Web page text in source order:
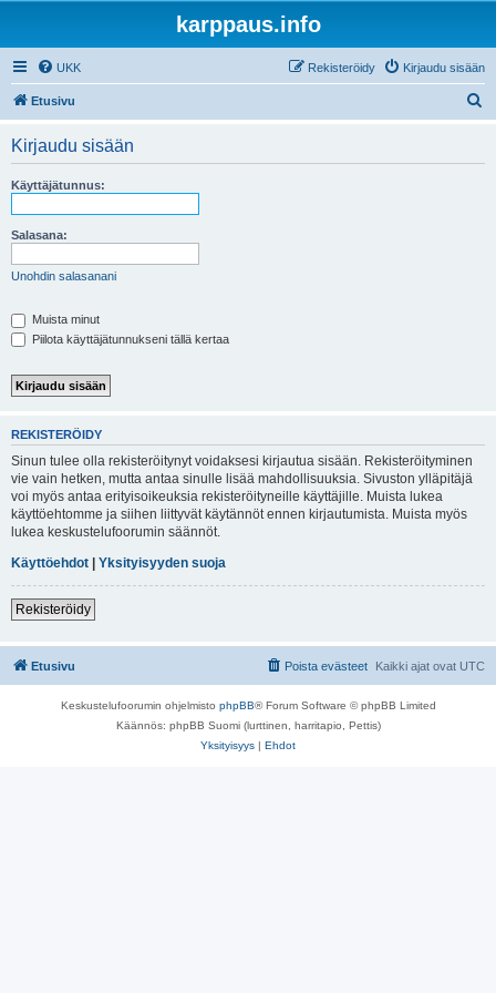
karppaus.info
UKK Kirjaudu sisään
Rekisteröidy
Etusivu
Kirjaudu sisään
Käyttäjätunnus:
Salasana:
Unohdin salasanani
Muista minut
Piilota käyttäjätunnukseni tällä kertaa
REKISTERÖIDY
Sinun tulee olla rekisteröitynyt voidaksesi kirjautua sisään. Rekisteröityminen
vie vain hetken, mutta antaa sinulle lisää mahdollisuuksia. Sivuston ylläpitäjä
voi myös antaa erityisoikeuksia rekisteröityneille käyttäjille. Muista lukea
käyttöehtomme ja siihen liittyvät käytännöt ennen kirjautumista. Muista myös
lukea keskustelufoorumin säännöt.
Käyttöehdot | Yksityisyyden suoja
Rekisteröidy
Etusivu Kaikki ajat ovat UTC
Poista evästeet
Keskustelufoorumin ohjelmisto phpBB® Forum Software © phpBB Limited
Käännös: phpBB Suomi (lurttinen, harritapio, Pettis)
Yksityisyys | Ehdot